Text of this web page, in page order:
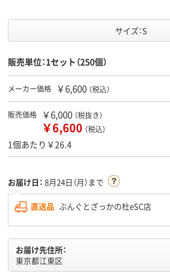
サイズ：S
販売単位：1セット（250個）
メーカー価格 ￥6,600 （税込）
販売価格 ￥6,000 （税抜き）
￥6,600 （税込）
1個あたり￥26.4
お届け日： 8月24日（月）まで
直送品 ぶんぐとざっかの杜eSC店
お届け先住所：
東京都江東区